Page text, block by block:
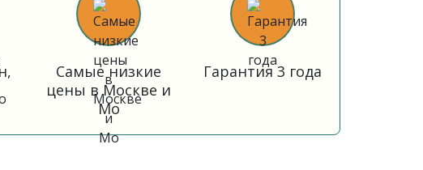
Самые низкие
цены в Москве и
Мо
Гарантия 3 года